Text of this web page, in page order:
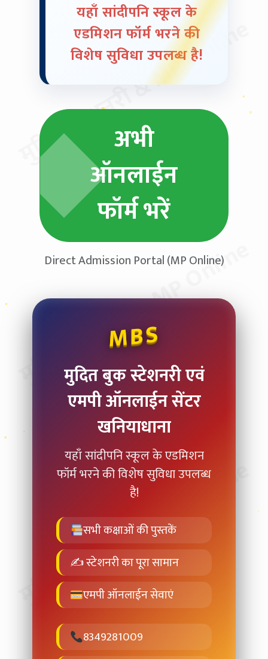
मुदित स्टेशनरी & MP Online
मुदित स्टेशनरी & MP Online
मुदित स्टेशनरी & MP Online
यहाँ सांदीपनि स्कूल के
एडमिशन फॉर्म भरने की
विशेष सुविधा उपलब्ध है!
अभी
ऑनलाईन
फॉर्म भरें
Direct Admission Portal (MP Online)
MBS
मुदित बुक स्टेशनरी एवं
एमपी ऑनलाईन सेंटर
खनियाधाना
यहाँ सांदीपनि स्कूल के एडमिशन
फॉर्म भरने की विशेष सुविधा उपलब्ध
है!
सभी कक्षाओं की पुस्तकें
✍ स्टेशनरी का पूरा सामान
एमपी ऑनलाईन सेवाएं
8349281009